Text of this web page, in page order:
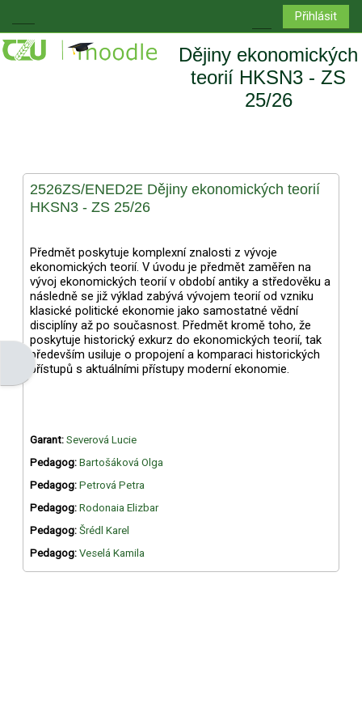
Boční panel
Přepnout
Přihlásit
Dějiny ekonomických
teorií HKSN3 - ZS
25/26
Otevřít panel bloku
2526ZS/ENED2E Dějiny ekonomických teorií
HKSN3 - ZS 25/26
Předmět poskytuje komplexní znalosti z vývoje
ekonomických teorií. V úvodu je předmět zaměřen na
vývoj ekonomických teorií v období antiky a středověku a
následně se již výklad zabývá vývojem teorií od vzniku
klasické politické ekonomie jako samostatné vědní
disciplíny až po současnost. Předmět kromě toho, že
poskytuje historický exkurz do ekonomických teorií, tak
především usiluje o propojení a komparaci historických
přístupů s aktuálními přístupy moderní ekonomie.
Garant: Severová Lucie
Pedagog: Bartošáková Olga
Pedagog: Petrová Petra
Pedagog: Rodonaia Elizbar
Pedagog: Šrédl Karel
Pedagog: Veselá Kamila